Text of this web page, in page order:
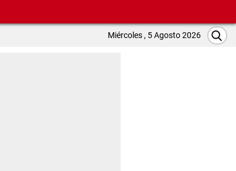
Miércoles , 5 Agosto 2026